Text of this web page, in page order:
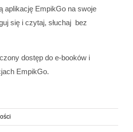
aplikację EmpikGo na swoje
się i czytaj, słuchaj bez
dostęp do e-booków i
EmpikGo.